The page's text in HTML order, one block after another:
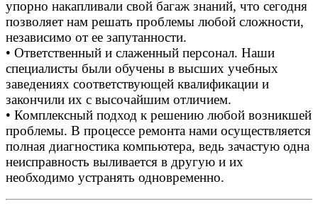
упорно накапливали свой багаж знаний, что сегодня
позволяет нам решать проблемы любой сложности,
независимо от ее запутанности.
• Ответственный и слаженный персонал. Наши
специалисты были обучены в высших учебных
заведениях соответствующей квалификации и
закончили их с высочайшим отличием.
• Комплексный подход к решению любой возникшей
проблемы. В процессе ремонта нами осуществляется
полная диагностика компьютера, ведь зачастую одна
неисправность выливается в другую и их
необходимо устранять одновременно.